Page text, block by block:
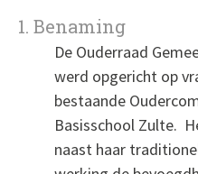
1. Benaming
De Ouderraad
werd opgericht op
bestaande
Basisschool Zulte.
naast haar